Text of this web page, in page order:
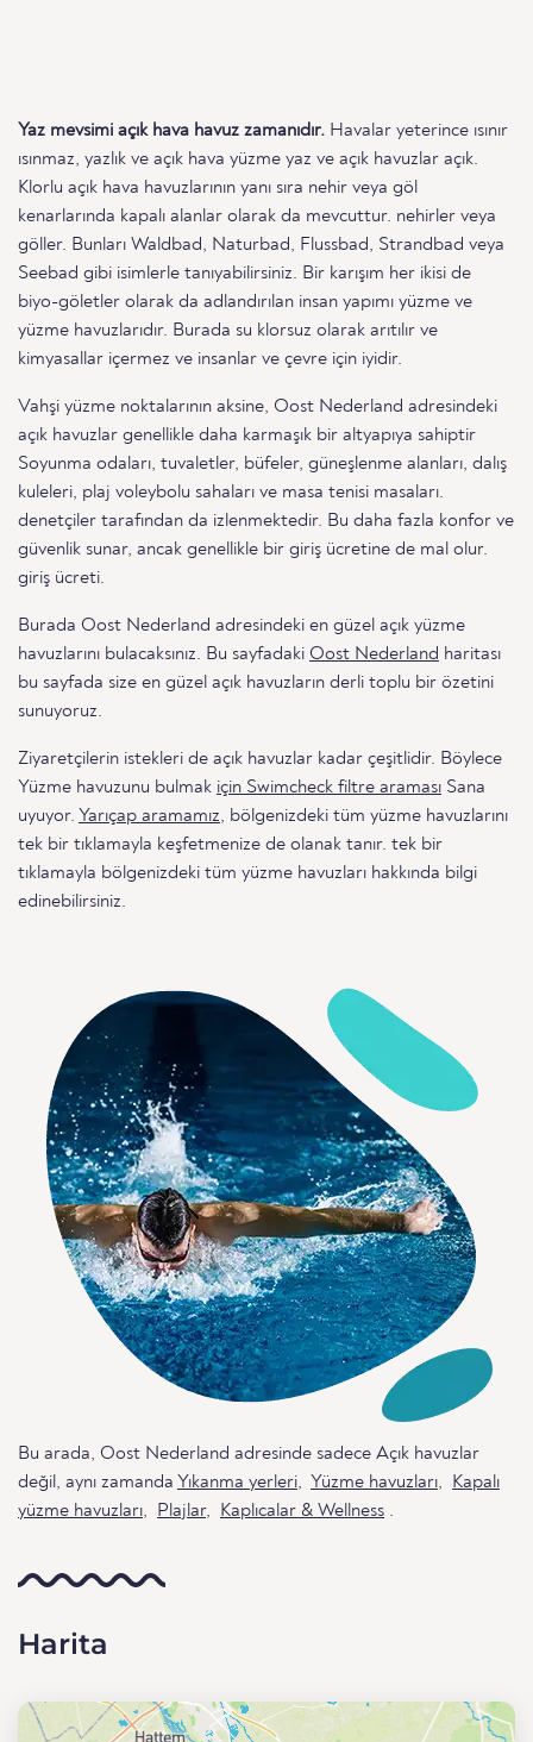
Yaz mevsimi açık hava havuz zamanıdır. Havalar yeterince ısınır
ısınmaz, yazlık ve açık hava yüzme yaz ve açık havuzlar açık.
Klorlu açık hava havuzlarının yanı sıra nehir veya göl
kenarlarında kapalı alanlar olarak da mevcuttur. nehirler veya
göller. Bunları Waldbad, Naturbad, Flussbad, Strandbad veya
Seebad gibi isimlerle tanıyabilirsiniz. Bir karışım her ikisi de
biyo-göletler olarak da adlandırılan insan yapımı yüzme ve
yüzme havuzlarıdır. Burada su klorsuz olarak arıtılır ve
kimyasallar içermez ve insanlar ve çevre için iyidir.
Vahşi yüzme noktalarının aksine, Oost Nederland adresindeki
açık havuzlar genellikle daha karmaşık bir altyapıya sahiptir
Soyunma odaları, tuvaletler, büfeler, güneşlenme alanları, dalış
kuleleri, plaj voleybolu sahaları ve masa tenisi masaları.
denetçiler tarafından da izlenmektedir. Bu daha fazla konfor ve
güvenlik sunar, ancak genellikle bir giriş ücretine de mal olur.
giriş ücreti.
Burada Oost Nederland adresindeki en güzel açık yüzme
havuzlarını bulacaksınız. Bu sayfadaki Oost Nederland haritası
bu sayfada size en güzel açık havuzların derli toplu bir özetini
sunuyoruz.
Ziyaretçilerin istekleri de açık havuzlar kadar çeşitlidir. Böylece
Yüzme havuzunu bulmak için Swimcheck filtre araması Sana
uyuyor. Yarıçap aramamız, bölgenizdeki tüm yüzme havuzlarını
tek bir tıklamayla keşfetmenize de olanak tanır. tek bir
tıklamayla bölgenizdeki tüm yüzme havuzları hakkında bilgi
edinebilirsiniz.
Bu arada, Oost Nederland adresinde sadece Açık havuzlar
değil, aynı zamanda Yıkanma yerleri, Yüzme havuzları,
Kapalı
yüzme havuzları, Plajlar, Kaplıcalar & Wellness .
Harita